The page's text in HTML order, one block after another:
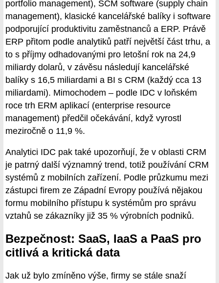
portfolio management), SCM software (supply chain
management), klasické kancelářské balíky i software
podporující produktivitu zaměstnanců a ERP. Právě
ERP přitom podle analytiků patří největší část trhu, a
to s příjmy odhadovanými pro letošní rok na 24,9
miliardy dolarů, v závěsu následují kancelářské
balíky s 16,5 miliardami a BI s CRM (každý cca 13
miliardami). Mimochodem – podle IDC v loňském
roce trh ERM aplikací (enterprise resource
management) předčil očekávání, když vyrostl
meziročně o 11,9 %.
Analytici IDC pak také upozorňují, že v oblasti CRM
je patrný další významný trend, totiž používání CRM
systémů z mobilních zařízení. Podle průzkumu mezi
zástupci firem ze Západní Evropy používá nějakou
formu mobilního přístupu k systémům pro správu
vztahů se zákazníky již 35 % výrobních podniků.
Bezpečnost: SaaS, IaaS a PaaS pro
citlivá a kritická data
Jak už bylo zmíněno výše, firmy se stále snaží